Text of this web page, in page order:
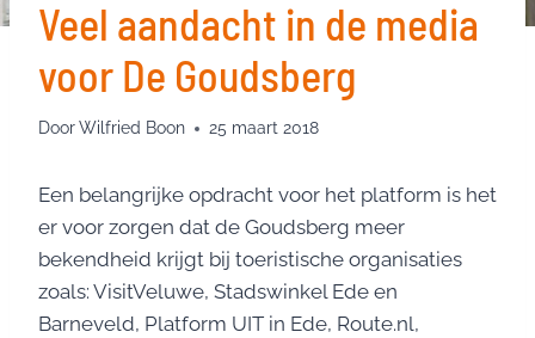
Veel aandacht in de media
voor De Goudsberg
DoorWilfried Boon 25 maart 2018
Een belangrijke opdracht voor het platform is het
er voor zorgen dat de Goudsberg meer
bekendheid krijgt bij toeristische organisaties
zoals: VisitVeluwe, Stadswinkel Ede en
Barneveld, Platform UIT in Ede, Route.nl,